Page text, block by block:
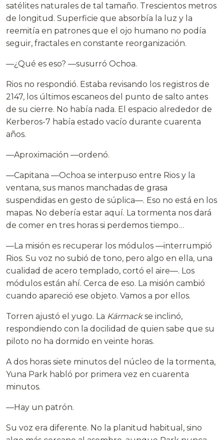
satélites naturales de tal tamaño. Trescientos metros
de longitud. Superficie que absorbía la luz y la
reemitía en patrones que el ojo humano no podía
seguir, fractales en constante reorganización.
—¿Qué es eso? —susurró Ochoa.
Rios no respondió. Estaba revisando los registros de
2147, los últimos escaneos del punto de salto antes
de su cierre. No había nada. El espacio alrededor de
Kerberos-7 había estado vacío durante cuarenta
años.
—Aproximación —ordenó.
—Capitana —Ochoa se interpuso entre Rios y la
ventana, sus manos manchadas de grasa
suspendidas en gesto de súplica—. Eso no está en los
mapas. No debería estar aquí. La tormenta nos dará
de comer en tres horas si perdemos tiempo…
—La misión es recuperar los módulos —interrumpió
Rios. Su voz no subió de tono, pero algo en ella, una
cualidad de acero templado, cortó el aire—. Los
módulos están ahí. Cerca de eso. La misión cambió
cuando apareció ese objeto. Vamos a por ellos.
Torren ajustó el yugo. La Kármackse inclinó,
respondiendo con la docilidad de quien sabe que su
piloto no ha dormido en veinte horas.
A dos horas siete minutos del núcleo de la tormenta,
Yuna Park habló por primera vez en cuarenta
minutos.
—Hay un patrón.
Su voz era diferente. No la planitud habitual, sino